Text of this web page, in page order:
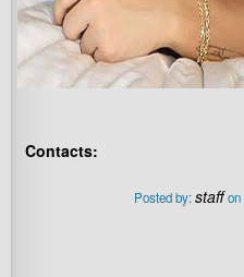
Contacts:
Posted by:staff on